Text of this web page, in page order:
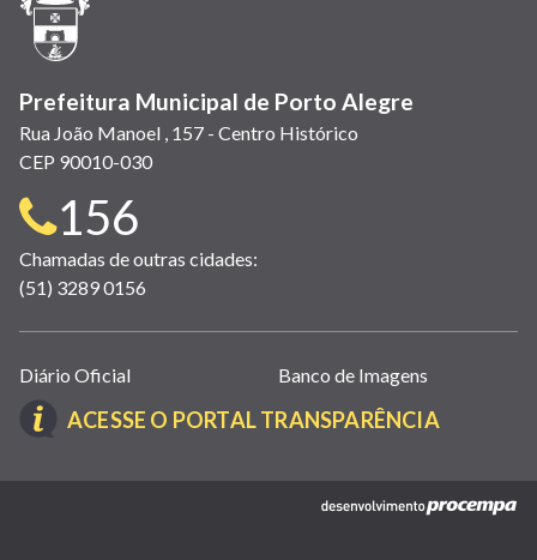
Prefeitura Municipal de Porto Alegre
Rua João Manoel , 157 - Centro Histórico
CEP 90010-030
Telefone
para
contato:
156
Chamadas de outras cidades:
(51) 3289 0156
Links
úteis
(abrem
nova
Diário Oficial Banco de Imagens
ACESSE O PORTAL TRANSPARÊNCIA(LINK
EM
NOVA